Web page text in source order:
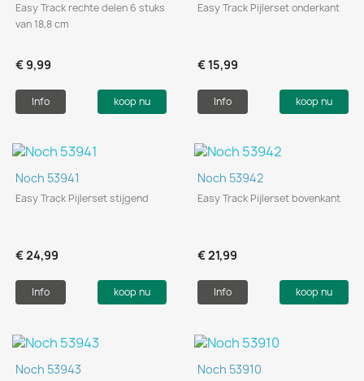
Easy Track rechte delen 6 stuks
van 18,8 cm
€ 9,99
Info koop nu
Easy Track Pijlerset onderkant
€ 15,99
Info koop nu
Noch 53941
Easy Track Pijlerset stijgend
€ 24,99
Info koop nu
Noch 53942
Easy Track Pijlerset bovenkant
€ 21,99
Info koop nu
Noch 53943 Noch 53910